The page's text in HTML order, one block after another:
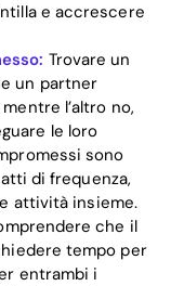
e accrescere
Trovare un
un partner
l’altro no,
le loro
sono
di frequenza,
attività insieme.
che il
tempo per
entrambi i